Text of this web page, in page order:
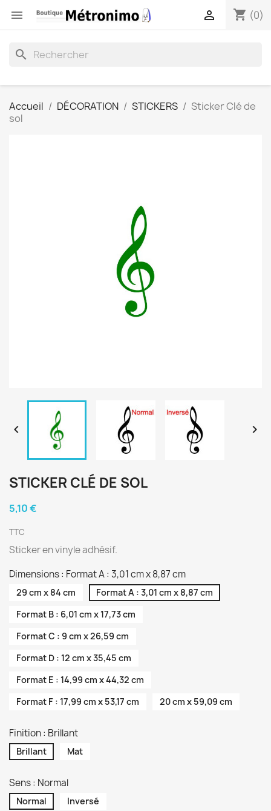
 shopping_cart (0)

search
Accueil DÉCORATION STICKERS
Sticker Clé de
sol
 
STICKER CLÉ DE SOL
5,10 €
TTC
Sticker en vinyle adhésif.
Dimensions : Format A : 3,01 cm x 8,87 cm
29 cm x 84 cm
Format A : 3,01 cm x 8,87 cm
Format B : 6,01 cm x 17,73 cm
Format C : 9 cm x 26,59 cm
Format D : 12 cm x 35,45 cm
Format E : 14,99 cm x 44,32 cm
Format F : 17,99 cm x 53,17 cm
20 cm x 59,09 cm
Finition : Brillant
Brillant Mat
Sens : Normal
Normal Inversé